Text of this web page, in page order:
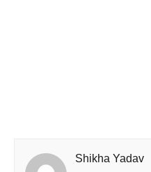
Shikha Yadav